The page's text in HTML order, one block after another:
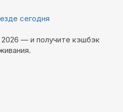
сегодня
2026 — и получите кэшбэк